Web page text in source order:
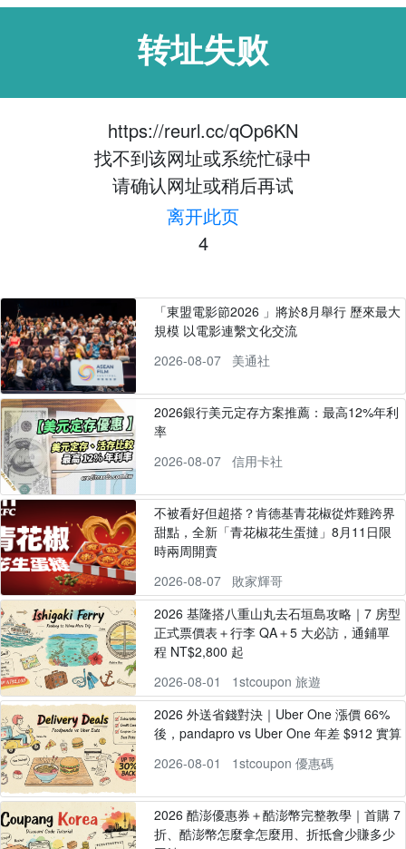
转址失败
https://reurl.cc/qOp6KN
找不到该网址或系统忙碌中
请确认网址或稍后再试
离开此页
4
「東盟電影節2026 」將於8月舉行 歷來最大
規模 以電影連繫文化交流
2026-08-07
美通社
2026銀行美元定存方案推薦：最高12%年利
率
2026-08-07
信用卡社
不被看好但超搭？肯德基青花椒從炸雞跨界
甜點，全新「青花椒花生蛋撻」8月11日限
時兩周開賣
2026-08-07
敗家輝哥
2026 基隆搭八重山丸去石垣島攻略｜7 房型
正式票價表＋行李 QA＋5 大必訪，通鋪單
程 NT$2,800 起
2026-08-01
1stcoupon 旅遊
2026 外送省錢對決｜Uber One 漲價 66%
後，pandapro vs Uber One 年差 $912 實算
2026-08-01
1stcoupon 優惠碼
2026 酷澎優惠券＋酷澎幣完整教學｜首購 7
折、酷澎幣怎麼拿怎麼用、折抵會少賺多少